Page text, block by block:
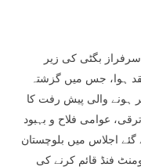
سرفراز بگٹی کی زیر
اجلاس منعقد ہوا، جس میں گزشتہ
ہونے والی پیش رفت کا
عوامی فلاح و بہبود
اجلاس میں بلوچستان
فنڈ قائم کرنے کی